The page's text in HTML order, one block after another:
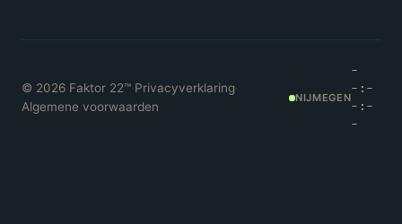
© 2026 Faktor 22™ Privacyverklaring
Algemene voorwaarden
NIJMEGEN
-
-:-
-:-
-